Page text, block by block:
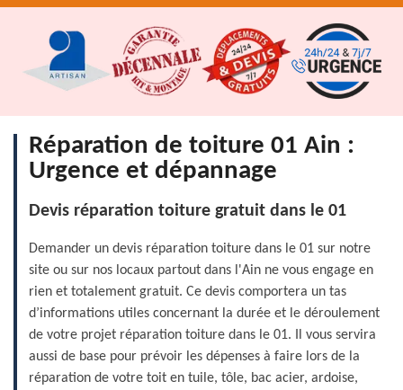
Réparation de toiture 01 Ain :
Urgence et dépannage
Devis réparation toiture gratuit dans le 01
Demander un devis réparation toiture dans le 01 sur notre
site ou sur nos locaux partout dans l'Ain ne vous engage en
rien et totalement gratuit. Ce devis comportera un tas
d’informations utiles concernant la durée et le déroulement
de votre projet réparation toiture dans le 01. Il vous servira
aussi de base pour prévoir les dépenses à faire lors de la
réparation de votre toit en tuile, tôle, bac acier, ardoise,